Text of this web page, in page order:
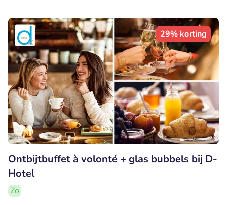
29% korting
Ontbijtbuffet à volonté + glas bubbels bij D-
Hotel
Zo